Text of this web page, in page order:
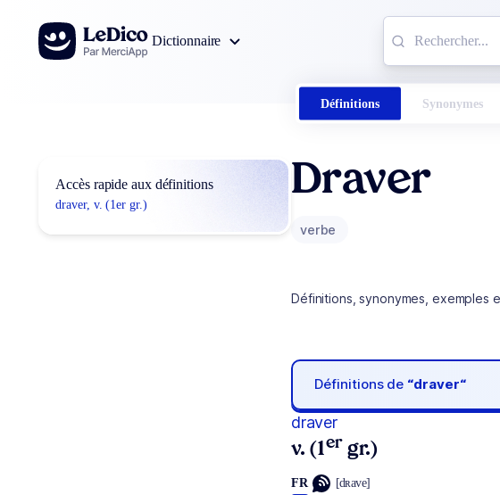
Aller au contenu
Dictionnaire
Définitions Synonymes
Accès rapide aux définitions
draver, v. (1er gr.)
Draver
verbe
Définitions, synonymes, exemples
Définitions de “draver“
draver
v. (1er gr.)
FR [dʀave]